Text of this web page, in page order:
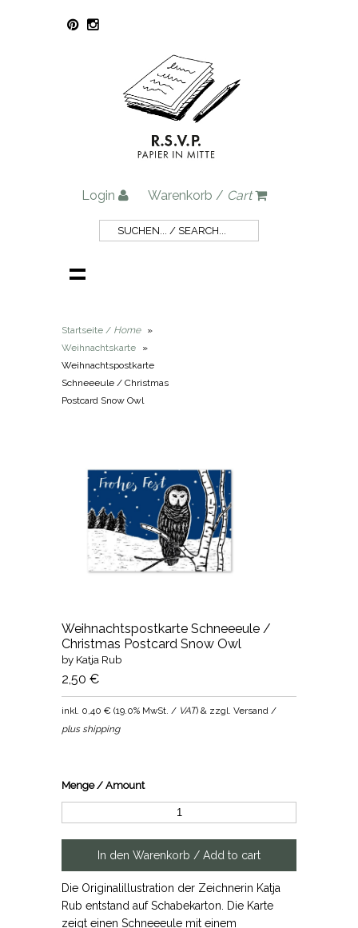
Login Warenkorb / Cart
Startseite / Home
»
Weihnachtskarte
»
Weihnachtspostkarte
Schneeeule / Christmas
Postcard Snow Owl
Weihnachtspostkarte Schneeeule /
Christmas Postcard Snow Owl
by Katja Rub
2,50 €
inkl. 0,40 € (19.0% MwSt. / VAT) & zzgl. Versand /
plus shipping
Menge / Amount
Die Originalillustration der Zeichnerin Katja
Rub entstand auf Schabekarton. Die Karte
zeigt einen Schneeeule mit einem